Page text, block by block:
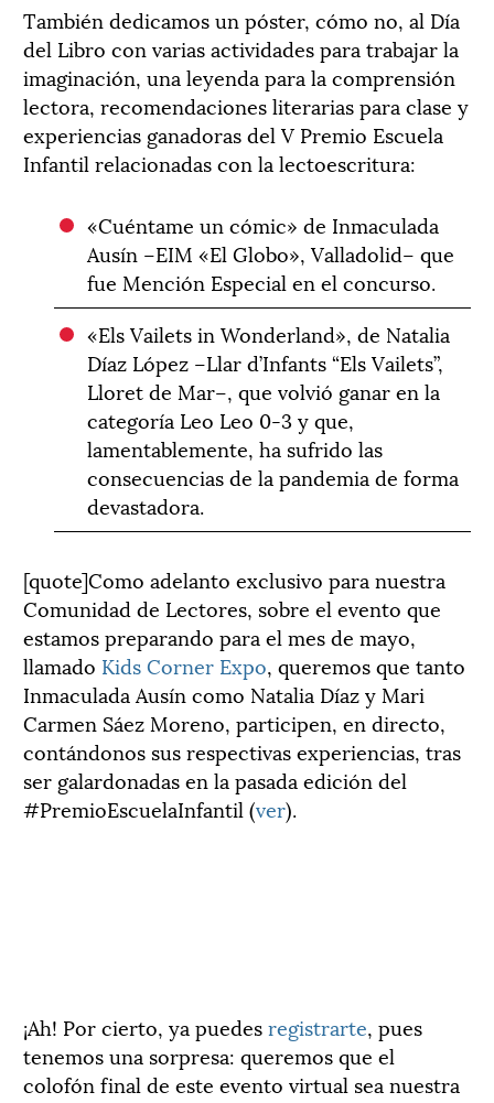
También dedicamos un póster, cómo no, al Día
del Libro con varias actividades para trabajar la
imaginación, una leyenda para la comprensión
lectora, recomendaciones literarias para clase y
experiencias ganadoras del V Premio Escuela
Infantil relacionadas con la lectoescritura:
«Cuéntame un cómic» de Inmaculada
Ausín –EIM «El Globo», Valladolid– que
fue Mención Especial en el concurso.
«Els Vailets in Wonderland», de Natalia
Díaz López –Llar d’Infants “Els Vailets”,
Lloret de Mar–, que volvió ganar en la
categoría Leo Leo 0-3 y que,
lamentablemente, ha sufrido las
consecuencias de la pandemia de forma
devastadora.
[quote]Como adelanto exclusivo para nuestra
Comunidad de Lectores, sobre el evento que
estamos preparando para el mes de mayo,
llamado Kids Corner Expo, queremos que tanto
Inmaculada Ausín como Natalia Díaz y Mari
Carmen Sáez Moreno, participen, en directo,
contándonos sus respectivas experiencias, tras
ser galardonadas en la pasada edición del
#PremioEscuelaInfantil (ver).
¡Ah! Por cierto, ya puedesregistrarte, pues
tenemos una sorpresa: queremos que el
colofón final de este evento virtual sea nuestra